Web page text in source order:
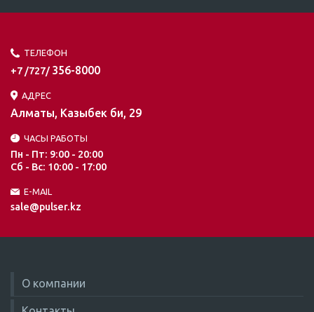
ТЕЛЕФОН
+7 /727/ 356-8000
АДРЕС
Алматы, Казыбек би, 29
ЧАСЫ РАБОТЫ
Пн - Пт: 9:00 - 20:00
Сб - Вс: 10:00 - 17:00
E-MAIL
sale@pulser.kz
О компании